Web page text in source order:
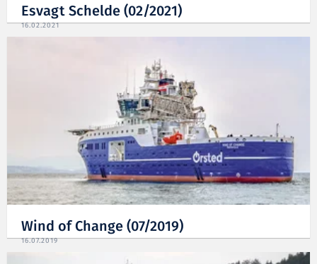
Esvagt Schelde (02/2021)
16.02.2021
Wind of Change (07/2019)
16.07.2019